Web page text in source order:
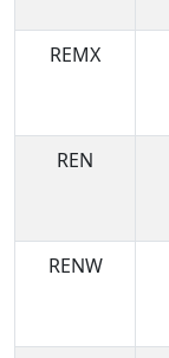
REMX
REN
RENW